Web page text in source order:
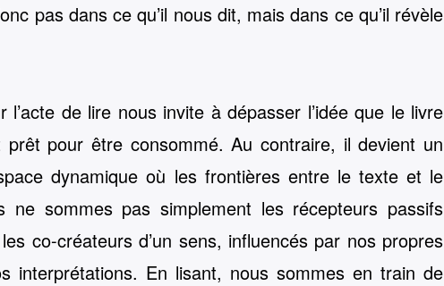
pas dans ce qu’il nous dit, mais dans ce qu’il révèle
de lire nous invite à dépasser l’idée que le livre
pour être consommé. Au contraire, il devient un
dynamique où les frontières entre le texte et le
ne sommes pas simplement les récepteurs passifs
co-créateurs d’un sens, influencés par nos propres
interprétations. En lisant, nous sommes en train de